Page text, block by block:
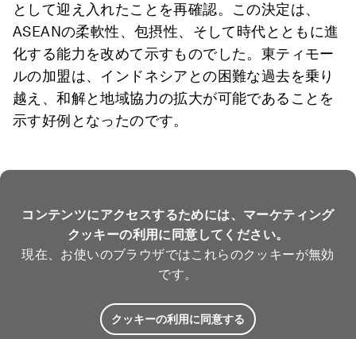
として迎え入れたことを再確認。この決定は、
ASEANの柔軟性、包摂性、そして時代とともに進
化する能力を改めて示すものでした。東ティモー
ルの加盟は、インドネシアとの困難な過去を乗り
越え、和解と地域協力の拡大が可能であることを
示す好例となったのです。
コンテンツにアクセスするためには、マーケティング
クッキーの利用に同意してください。
現在、お使いのブラウザではこれらのクッキーが無効
です。
クッキーの利用に同意する